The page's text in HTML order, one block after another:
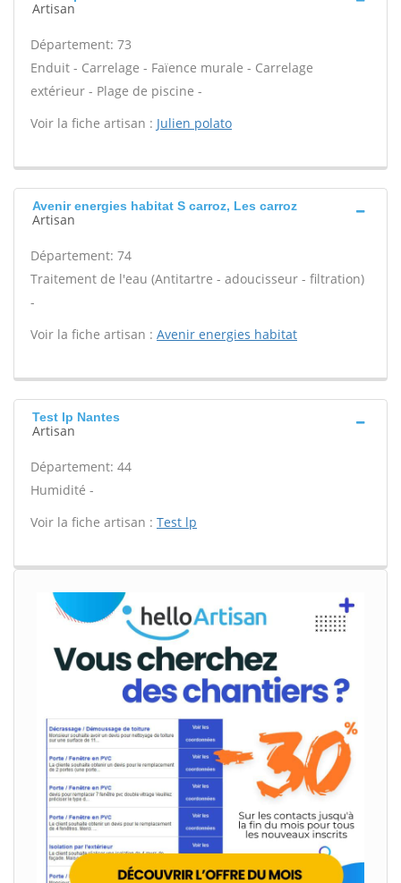
Artisan
Département: 73
Enduit - Carrelage - Faïence murale - Carrelage
extérieur - Plage de piscine -
Voir la fiche artisan : Julien polato
Avenir energies habitat S carroz, Les carroz
Artisan
Département: 74
Traitement de l'eau (Antitartre - adoucisseur - filtration)
-
Voir la fiche artisan : Avenir energies habitat
Test lp Nantes
Artisan
Département: 44
Humidité -
Voir la fiche artisan : Test lp